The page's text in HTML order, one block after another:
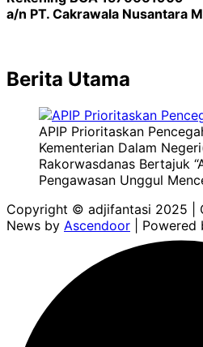
a/n PT. Cakrawala Nusantara
Berita Utama
APIP Prioritaskan
Kementerian Dalam
Rakorwasdanas Bertajuk
Pengawasan Unggul
Copyright © adjifantasi 2025 |
News by Ascendoor | Powered